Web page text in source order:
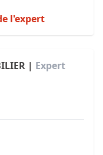
l'expert
| Expert